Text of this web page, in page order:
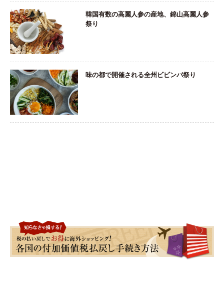
韓国有数の高麗人参の産地、錦山高麗人参
祭り
味の都で開催される全州ビビンバ祭り